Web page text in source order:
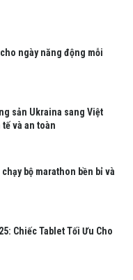
ngày năng động mỗi
sản Ukraina sang Việt
và an toàn
bộ marathon bền bỉ và
Chiếc Tablet Tối Ưu Cho